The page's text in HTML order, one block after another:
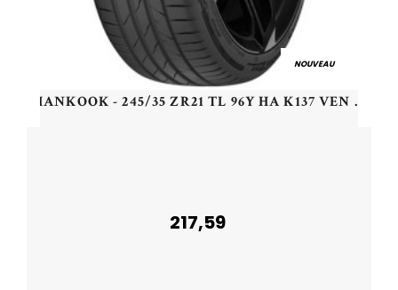
NOUVEAU
HANKOOK - 245/35 ZR21 TL 96Y HA K137 VEN EVO XL - 2453521 - CAB
217,59